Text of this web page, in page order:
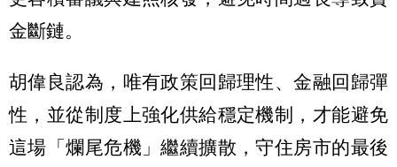
金斷鏈。
胡偉良認為，唯有政策回歸理性、金融回歸彈
性，並從制度上強化供給穩定機制，才能避免
這場「爛尾危機」繼續擴散，守住房市的最後